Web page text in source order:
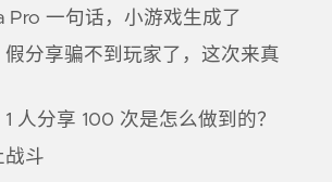
Pro 一句话，小游戏生成了
分享骗不到玩家了，这次来真
人分享 100 次是怎么做到的？
战斗